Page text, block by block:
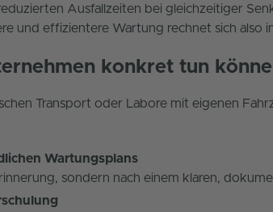
Ausfallzeiten bei gleichzeitiger
und effizientere Wartung rechnet sich also
konkret tun
Transport oder Labore mit eigenen
Wartungsplans
sondern nach einem klaren,